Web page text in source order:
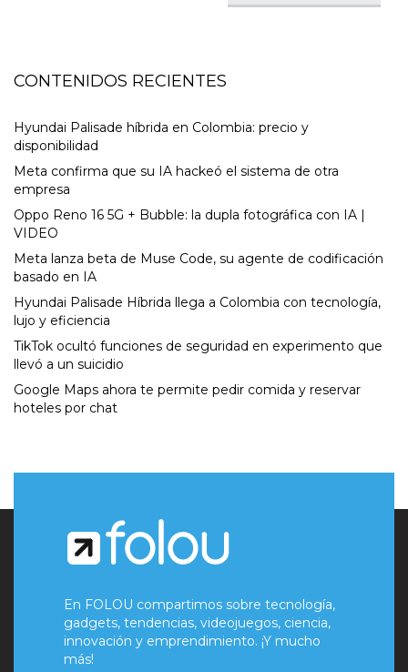
CONTENIDOS RECIENTES
Hyundai Palisade híbrida en Colombia: precio y
disponibilidad
Meta confirma que su IA hackeó el sistema de otra
empresa
Oppo Reno 16 5G + Bubble: la dupla fotográfica con IA |
VIDEO
Meta lanza beta de Muse Code, su agente de codificación
basado en IA
Hyundai Palisade Híbrida llega a Colombia con tecnología,
lujo y eficiencia
TikTok ocultó funciones de seguridad en experimento que
llevó a un suicidio
Google Maps ahora te permite pedir comida y reservar
hoteles por chat
En FOLOU compartimos sobre tecnología,
gadgets, tendencias, videojuegos, ciencia,
innovación y emprendimiento. ¡Y mucho
más!